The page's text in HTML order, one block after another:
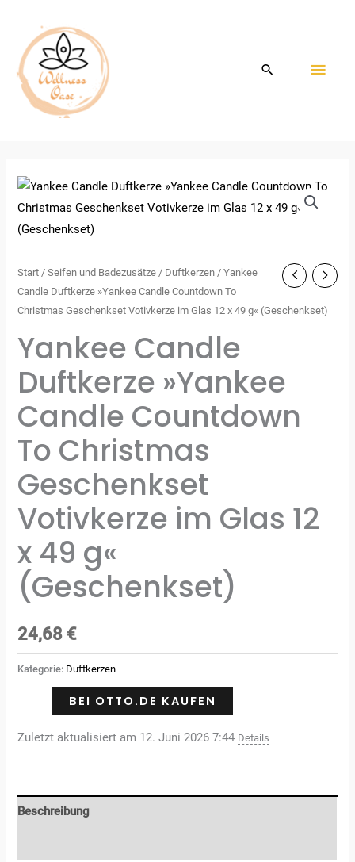
springen
Start /Seifen und Badezusätze / Duftkerzen / Yankee
Candle Duftkerze »Yankee Candle Countdown To
Christmas Geschenkset Votivkerze im Glas 12 x 49 g« (Geschenkset)
Yankee Candle
Duftkerze »Yankee
Candle Countdown
To Christmas
Geschenkset
Votivkerze im Glas 12
x 49 g«
(Geschenkset)
24,68 €
Kategorie: Duftkerzen
BEI OTTO.DE KAUFEN
Zuletzt aktualisiert am 12. Juni 2026 7:44 Details
Beschreibung